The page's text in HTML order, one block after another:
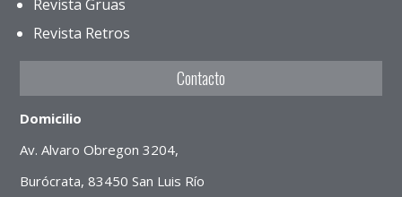
Revista Gruas
Revista Retros
Contacto
Domicilio
Av. Alvaro Obregon 3204,
Burócrata, 83450 San Luis Río